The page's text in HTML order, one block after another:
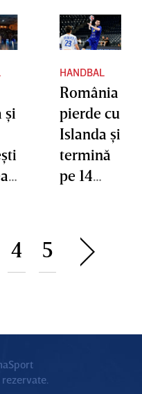
şi
HANDBAL
România
pierde cu
Islanda şi
termină
pe 14
Europea
n U20
4 5